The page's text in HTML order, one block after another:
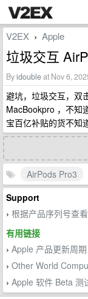
V2EX › Apple
垃圾交互
Byidoubleat Nov 6,
避坑，垃圾交互，双
MacBookpro ，不知
宝百亿补贴的货不知
AirPods Pro3
Support
› 根据产品序列号查
有用链接
› Apple 产品更新周期
› Other World
› Apple 软件 Beta 测